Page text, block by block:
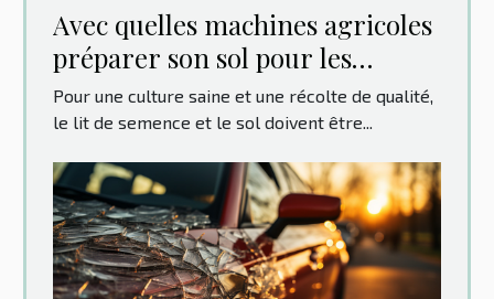
Avec quelles machines agricoles
préparer son sol pour les
cultures ?
Pour une culture saine et une récolte de qualité,
le lit de semence et le sol doivent être...